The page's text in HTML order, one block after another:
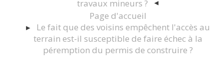
travaux mineurs ?
Page d'accueil
Le fait que des voisins empêchent l'accès au
terrain est-il susceptible de faire échec à la
péremption du permis de construire ?